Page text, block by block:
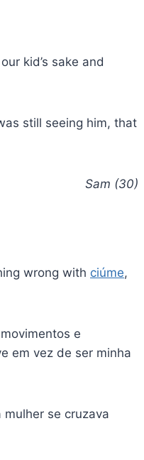
kid’s sake and
still seeing him, that
Sam (30)
wrong with ciúme,
e
em vez de ser minha
se cruzava